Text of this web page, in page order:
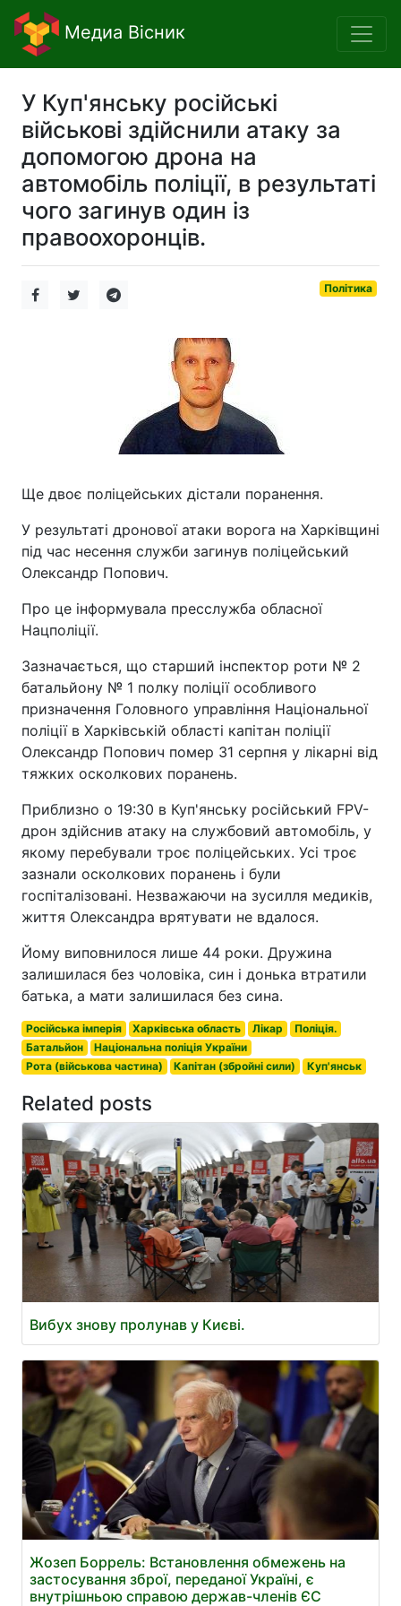
Медиа Вісник
У Куп'янську російські
військові здійснили атаку за
допомогою дрона на
автомобіль поліції, в результаті
чого загинув один із
правоохоронців.
Політика
Ще двоє поліцейських дістали поранення.
У результаті дронової атаки ворога на Харківщині
під час несення служби загинув поліцейський
Олександр Попович.
Про це інформувала пресслужба обласної
Нацполіції.
Зазначається, що старший інспектор роти № 2
батальйону № 1 полку поліції особливого
призначення Головного управління Національної
поліції в Харківській області капітан поліції
Олександр Попович помер 31 серпня у лікарні від
тяжких осколкових поранень.
Приблизно о 19:30 в Куп'янську російський FPV-
дрон здійснив атаку на службовий автомобіль, у
якому перебували троє поліцейських. Усі троє
зазнали осколкових поранень і були
госпіталізовані. Незважаючи на зусилля медиків,
життя Олександра врятувати не вдалося.
Йому виповнилося лише 44 роки. Дружина
залишилася без чоловіка, син і донька втратили
батька, а мати залишилася без сина.
Російська імперія Харківська область Лікар
Поліція.
Батальйон
Національна поліція України
Рота (військова частина)
Капітан (збройні сили) Куп'янськ
Related posts
Вибух знову пролунав у Києві.
Жозеп Боррель: Встановлення обмежень на
застосування зброї, переданої Україні, є
внутрішньою справою держав-членів ЄС